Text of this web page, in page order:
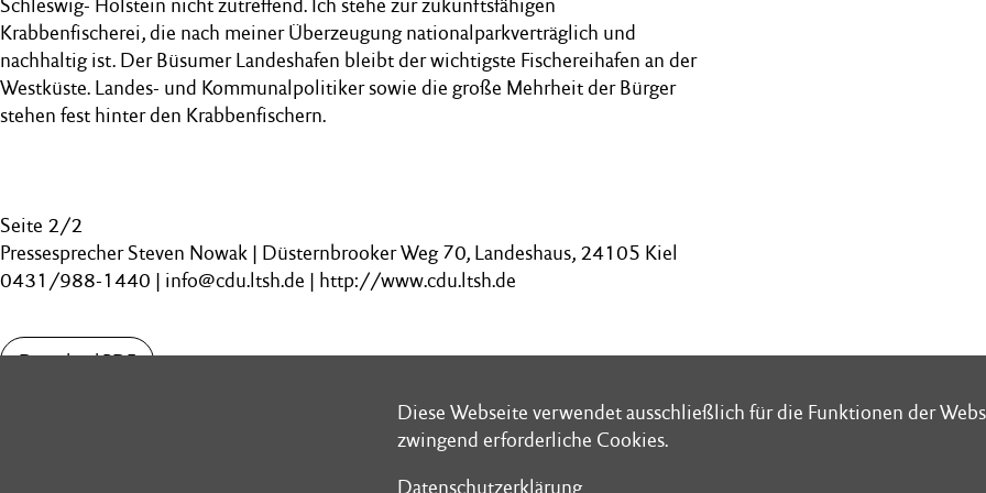
Diese Webseite verwendet ausschließlich für die Funktionen der
zwingend erforderliche Cookies.
Datenschutzerklärung
Diese Webseite verwendet ausschließlich für die Funktionen der
zwingend erforderliche Cookies.
Datenschutzerklärung
Krabbenfischerei, die nach meiner Überzeugung nationalparkverträglich und
nachhaltig ist. Der Büsumer Landeshafen bleibt der wichtigste Fischereihafen an der
Westküste. Landes- und Kommunalpolitiker sowie die große Mehrheit der Bürger
stehen fest hinter den Krabbenfischern.
Seite 2/2
Pressesprecher Steven Nowak | Düsternbrooker Weg 70, Landeshaus, 24105 Kiel
0431/988-1440 | info@cdu.ltsh.de | http://www.cdu.ltsh.de
Download PDF